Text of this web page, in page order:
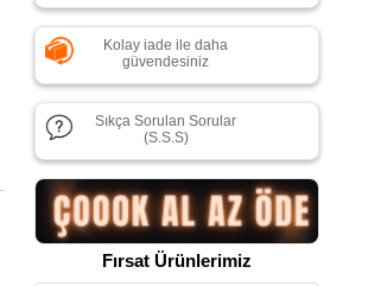
Kolay iade ile daha
güvendesiniz
Sıkça Sorulan Sorular
(S.S.S)
Fırsat Ürünlerimiz